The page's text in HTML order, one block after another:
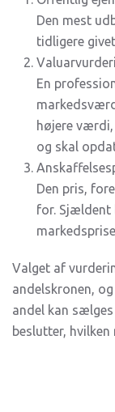
Den mest
tidligere
En
højere
og skal
Den pris,
for. Sjældent
Valget af
andelskronen,
andel kan
beslutter,